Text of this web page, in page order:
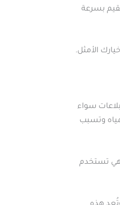
بسرعة
الأمثل.
سواء
وتسبب
تستخدم